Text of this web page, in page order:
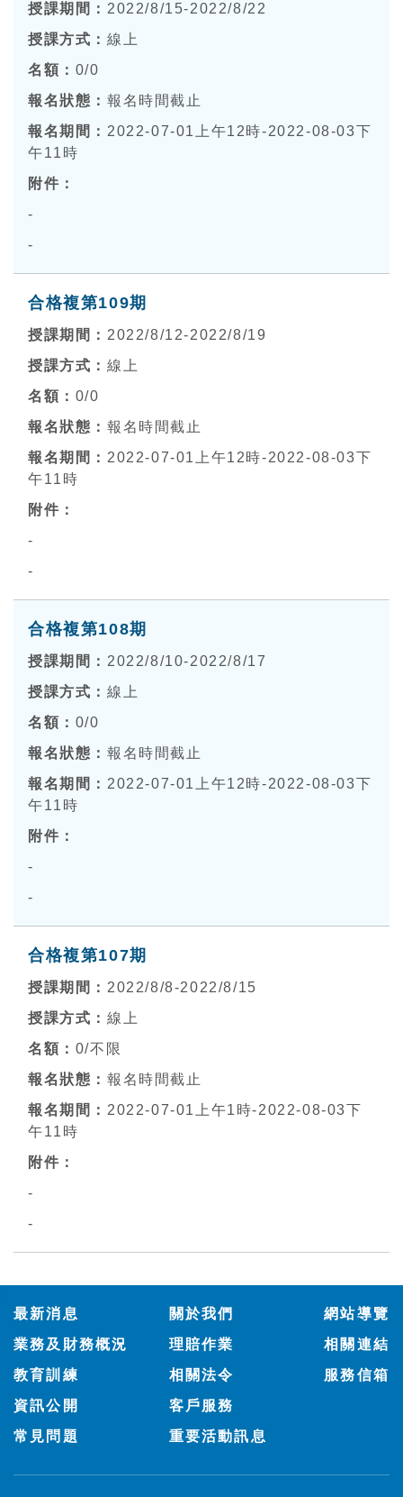
2022/8/15-2022/8/22
線上
0/0
報名時間截止
2022-07-01上午12時-2022-08-03下
午11時
-
-
合格複第109期
2022/8/12-2022/8/19
線上
0/0
報名時間截止
2022-07-01上午12時-2022-08-03下
午11時
-
-
合格複第108期
2022/8/10-2022/8/17
線上
0/0
報名時間截止
2022-07-01上午12時-2022-08-03下
午11時
-
-
合格複第107期
2022/8/8-2022/8/15
線上
0/不限
報名時間截止
2022-07-01上午1時-2022-08-03下
午11時
-
-
最新消息
關於我們
業務及財務概況
理賠作業
教育訓練
相關法令
資訊公開
客戶服務
常見問題
重要活動訊息
網站導覽
相關連結
服務信箱